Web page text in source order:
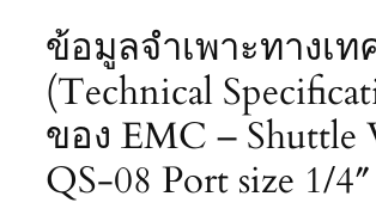
ข้อมูลจำเพาะทางเ
(Technical
ของ EMC – Shuttle
QS-08 Port size 1/4″